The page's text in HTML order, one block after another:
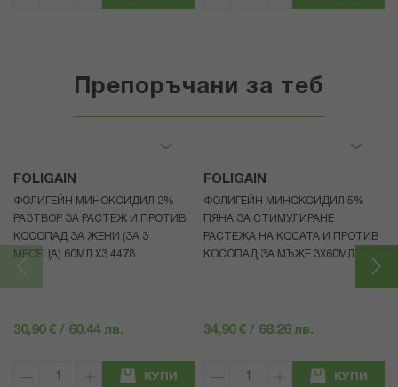
Препоръчани за теб
FOLIGAIN
ФОЛИГЕЙН МИНОКСИДИЛ 2%
РАЗТВОР ЗА РАСТЕЖ И ПРОТИВ
КОСОПАД ЗА ЖЕНИ (ЗА 3
МЕСЕЦА) 60МЛ X3 4478
30,90 € / 60.44 лв.
КУПИ
FOLIGAIN
ФОЛИГЕЙН МИНОКСИДИЛ 5%
ПЯНА ЗА СТИМУЛИРАНЕ
РАСТЕЖА НА КОСАТА И ПРОТИВ
КОСОПАД ЗА МЪЖЕ 3X60МЛ 4472
34,90 € / 68.26 лв.
КУПИ